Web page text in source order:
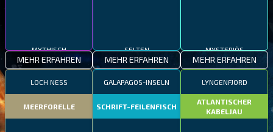
MYTHISCH
MEHR ERFAHREN
SELTEN
MEHR ERFAHREN
MYSTERIÖS
MEHR ERFAHREN
LOCH NESS
MEERFORELLE
GALAPAGOS-INSELN
SCHRIFT-FEILENFISCH
LYNGENFJORD
ATLANTISCHER
KABELJAU